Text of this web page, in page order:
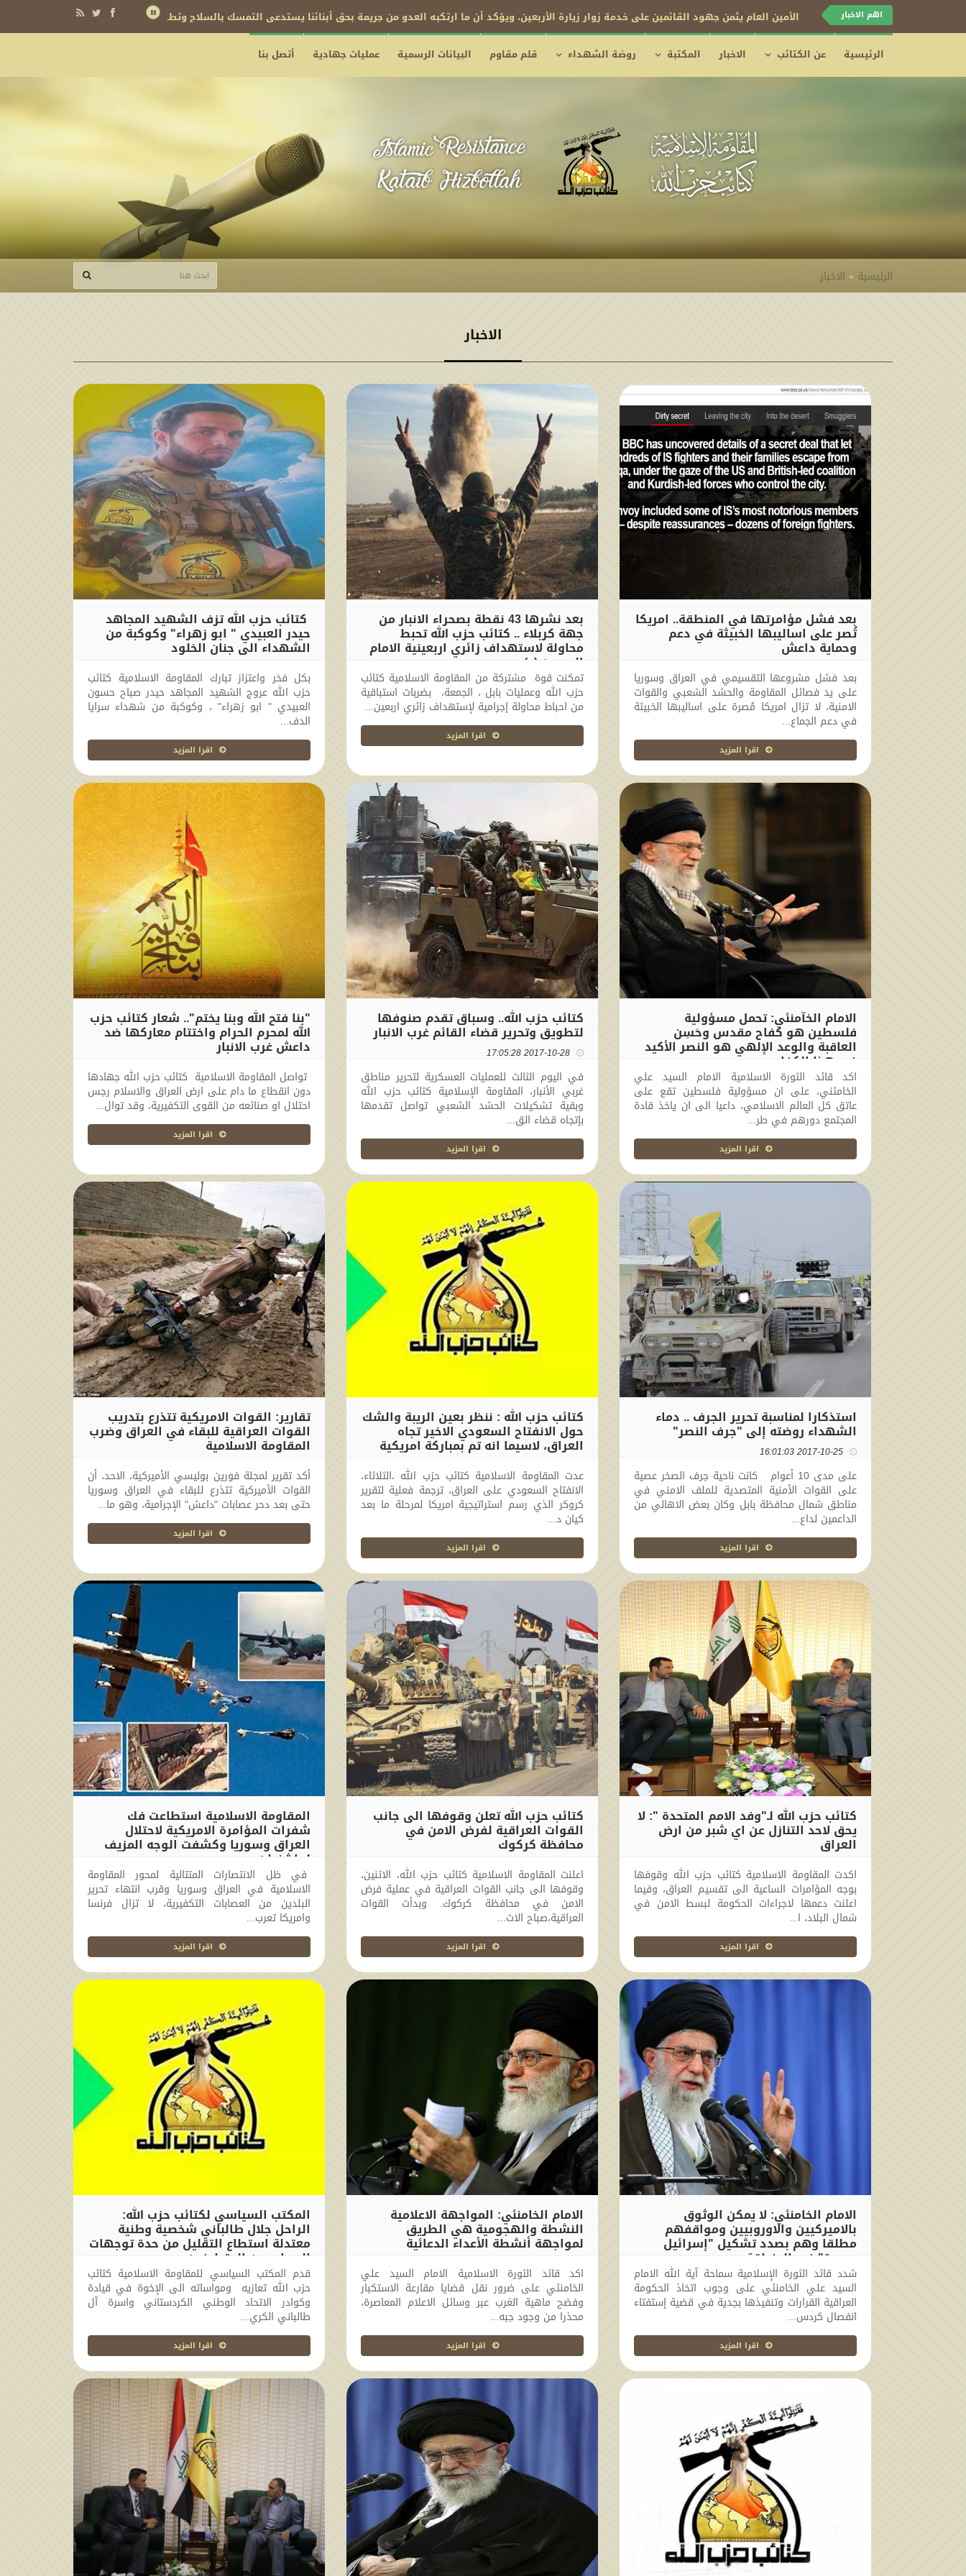
اهم الاخبار كتائب حزب الله تبارك قرار اليمن بفرض الحصار البحري على الكيان السعودي
الرئيسية عن الكتائب الاخبار المكتبة روضة الشهداء قلم مقاوم البيانات الرسمية عمليات جهادية أتصل بنا
الرئيسية » الاخبار
الاخبار
بعد فشل مؤامرتها في المنطقة.. امريكا
تُصر على اساليبها الخبيثة في دعم
وحماية داعش
بعد فشل مشروعها التقسيمي في العراق وسوريا
على يد فصائل المقاومة والحشد الشعبي والقوات
الامنية، لا تزال امريكا مُصرة على اساليبها الخبيثة
في دعم الجماع...
اقرا المزيد
بعد نشرها 43 نقطة بصحراء الانبار من
جهة كربلاء .. كتائب حزب الله تحبط
محاولة لاستهداف زائري اربعينية الامام
الحسين (ع)
2017-11-10 13:18:14
تمكنت قوة مشتركة من المقاومة الاسلامية كتائب
حزب الله وعمليات بابل ، الجمعة، بضربات استباقية
من احباط محاولة إجرامية لإستهداف زائري اربعين...
اقرا المزيد
كتائب حزب الله تزف الشهيد المجاهد
حيدر العبيدي " ابو زهراء" وكوكبة من
الشهداء الى جنان الخلود
بكل فخر واعتزاز تبارك المقاومة الاسلامية كتائب
حزب الله عروج الشهيد المجاهد حيدر صباح حسون
العبيدي " ابو زهراء" ، وكوكبة من شهداء سرايا
الدف...
اقرا المزيد
الامام الخآمنئي: تحمل مسؤولية
فلسطين هو كفاح مقدس وحَسِن
العاقبة والوعد الإلهي هو النصر الأكيد
في هذا الكفاح
2017-11-01 10:50:07
اكد قائد الثورة الاسلامية الامام السيد علي
الخامئني، على ان مسؤولية فلسطين تقع على
عاتق كل العالم الاسلامي، داعيا الى ان ياخذ قادة
المجتمع دورهم في طر...
اقرا المزيد
كتائب حزب الله.. وسباق تقدم صنوفها
لتطويق وتحرير قضاء القائم غرب الانبار
2017-10-28 17:05:28
في اليوم الثالث للعمليات العسكرية لتحرير مناطق
غربي الأنبار، المقاومة الإسلامية كتائب حزب الله
وبقية تشكيلات الحشد الشعبي تواصل تقدمها
بإتجاه قضاء الق...
اقرا المزيد
"بنا فتح الله وبنا يختم".. شعار كتائب حزب
الله لمحرم الحرام واختتام معاركها ضد
داعش غرب الانبار
تواصل المقاومة الاسلامية كتائب حزب الله جهادها
دون انقطاع ما دام على ارض العراق والاسلام رجس
احتلال او صنائعه من القوى التكفيرية، وقد توال...
اقرا المزيد
استذكارا لمناسبة تحرير الجرف .. دماء
الشهداء روضته إلى "جرف النصر"
2017-10-25 16:01:03
على مدى 10 أعوام كانت ناحية جرف الصخر عصية
على القوات الأمنية المتصدية للملف الامني في
مناطق شمال محافظة بابل وكان بعض الاهالي من
الداعمين لداع...
اقرا المزيد
كتائب حزب الله : ننظر بعين الريبة والشك
حول الانفتاح السعودي الاخير تجاه
العراق، لاسيما انه تم بمباركة امريكية
عدت المقاومة الاسلامية كتائب حزب الله ،الثلاثاء،
الانفتاح السعودي على العراق، ترجمة فعلية لتقرير
كروكر الذي رسم استراتيجية امريكا لمرحلة ما بعد
كيان د...
اقرا المزيد
تقارير: القوات الامريكية تتذرع بتدريب
القوات العراقية للبقاء في العراق وضرب
المقاومة الاسلامية
أكد تقرير لمجلة فورين بوليسي الأميركية، الاحد، أن
القوات الأميركية تتذرع للبقاء في العراق وسوريا
حتى بعد دحر عصابات "داعش" الإجرامية، وهو ما...
اقرا المزيد
كتائب حزب الله لـ"وفد الامم المتحدة ": لا
يحق لاحد التنازل عن اي شبر من ارض
العراق
اكدت المقاومة الاسلامية كتائب حزب الله وقوفها
بوجه المؤامرات الساعية الى تقسيم العراق، وفيما
اعلنت دعمها لاجراءات الحكومة لبسط الامن في
شمال البلاد، ا...
اقرا المزيد
كتائب حزب الله تعلن وقوفها الى جانب
القوات العراقية لفرض الامن في
محافظة كركوك
اعلنت المقاومة الاسلامية كتائب حزب الله، الاثنين،
وقوفها الى جانب القوات العراقية في عملية فرض
الامن في محافظة كركوك. وبدأت القوات
العراقية،صباح الاث...
اقرا المزيد
المقاومة الاسلامية استطاعت فك
شفرات المؤامرة الامريكية لاحتلال
العراق وسوريا وكشفت الوجه المزيف
لواشنطن
2017-10-14 17:08:43
في ظل الانتصارات المتتالية لمحور المقاومة
الاسلامية في العراق وسوريا وقرب انتهاء تحرير
البلدين من العصابات التكفيرية، لا تزال فرنسا
وامريكا تعرب...
اقرا المزيد
الامام الخامنئي: لا يمكن الوثوق
بالاميركيين والاوروبيين ومواقفهم
مطلقا وهم بصدد تشكيل "إسرائيل
جديدة" في المنطقة
2017-10-05 13:13:22
شدد قائد الثورة الإسلامية سماحة آية الله الامام
السيد علي الخامنئي على وجوب اتخاذ الحكومة
العراقية القرارات وتنفيذها بجدية في قضية إستفتاء
انفصال كردس...
اقرا المزيد
الامام الخامنئي: المواجهة الاعلامية
النشطة والهجومية هي الطريق
لمواجهة أنشطة الأعداء الدعائية
اكد قائد الثورة الاسلامية الامام السيد علي
الخامنئي على ضرور نقل قضايا مقارعة الاستكبار
وفضح ماهية الغرب عبر وسائل الاعلام المعاصرة،
محذرا من وجود جبه...
اقرا المزيد
المكتب السياسي لكتائب حزب الله:
الراحل جلال طالباني شخصية وطنية
معتدلة استطاع التقليل من حدة توجهات
السياسيين المتطرفين
2017-10-04 14:40:22
قدم المكتب السياسي للمقاومة الاسلامية كتائب
حزب الله تعازيه ومواساته الى الإخوة في قيادة
وكوادر الاتحاد الوطني الكردستاني واسرة آل
طالباني الكري...
اقرا المزيد